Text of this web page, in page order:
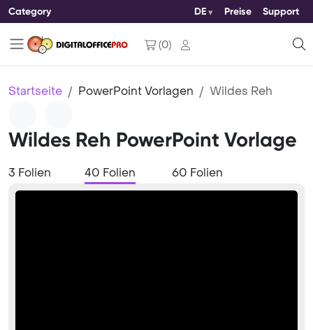
Category DE Preise Support
(0)
Startseite PowerPoint Vorlagen Wildes Reh
Wildes Reh PowerPoint Vorlage
3 Folien 40 Folien 60 Folien